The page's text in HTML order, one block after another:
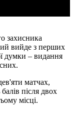
захисника
вийде з перших
думки – видання
матчах,
після двох
місці.